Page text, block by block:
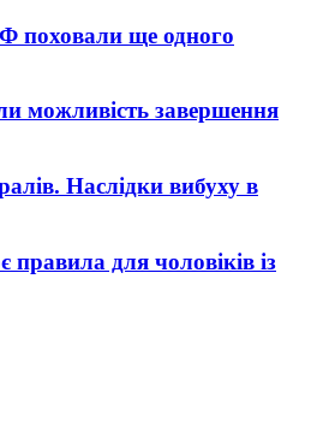
поховали ще одного
можливість завершення
Наслідки вибуху в
правила для чоловіків із